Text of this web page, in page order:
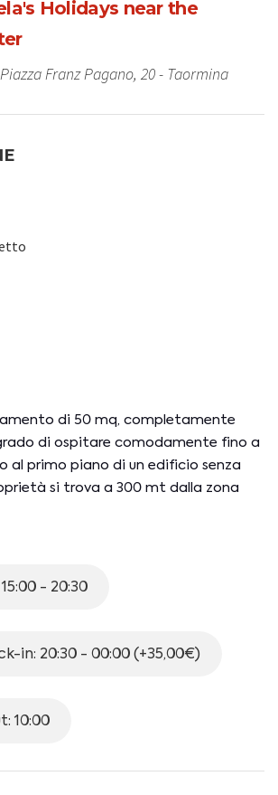
Holidays near the
Franz Pagano, 20 - Taormina
di 50 mq, completamente
di ospitare comodamente fino a
al primo piano di un edificio senza
si trova a 300 mt dalla zona
storico, ed è a soli 900 mt dal
di zona living con angolo cottura,
transfer A/R dall'aeroporto di
è così organizzato:
- 20:30
in: 20:30 - 00:00 (+35,00€)
10:00